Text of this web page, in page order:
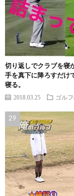
切り返しでクラブを寝
手を真下に降ろすだけ
寝る。
2018.03.25 ゴル